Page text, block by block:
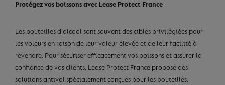
Protégez vos boissons avec Lease Protect France
Les bouteilles d’alcool sont souvent des cibles privilégiées pour
les voleurs en raison de leur valeur élevée et de leur facilité à
revendre. Pour sécuriser efficacement vos boissons et assurer la
confiance de vos clients, Lease Protect France propose des
solutions antivol spécialement conçues pour les bouteilles.